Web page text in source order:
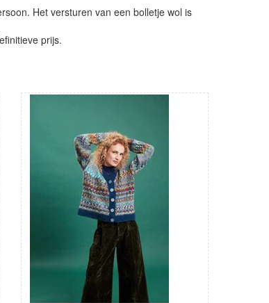
Het versturen van een bolletje wol is
prijs.